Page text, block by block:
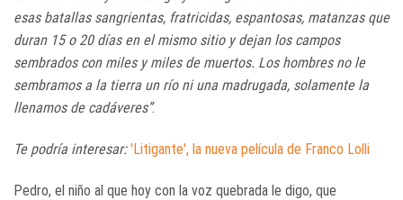
esas batallas sangrientas, fratricidas, espantosas, matanzas que
duran 15 o 20 días en el mismo sitio y dejan los campos
sembrados con miles y miles de muertos. Los hombres no le
sembramos a la tierra un río ni una madrugada, solamente la
llenamos de cadáveres”.
Te podría interesar:'Litigante', la nueva película de Franco Lolli
Pedro, el niño al que hoy con la voz quebrada le digo, que